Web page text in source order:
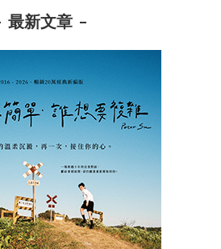
最新文章